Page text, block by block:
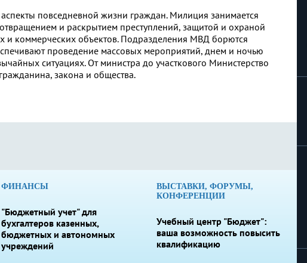
повседневной жизни граждан. Милиция занимается
и раскрытием преступлений, защитой и охраной
и коммерческих объектов. Подразделения МВД борются
проведение массовых мероприятий, днем и ночью
ситуациях. От министра до участкового Министерство
закона и общества.
ФИНАНСЫ
"Бюджетный учет" для
бухгалтеров казенных,
бюджетных и автономных
учреждений
ВЫСТАВКИ, ФОРУМЫ,
КОНФЕРЕНЦИИ
Учебный центр "Бюджет":
ваша возможность повысить
квалификацию